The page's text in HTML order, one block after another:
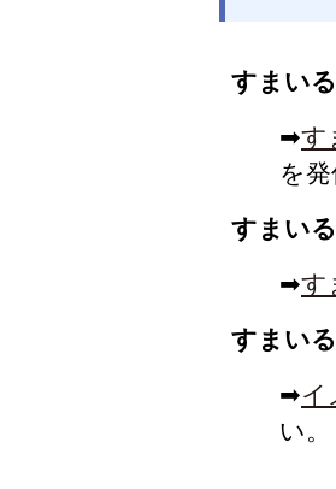
すまい
➡す
を発
すまい
➡す
すまい
➡イ
い。